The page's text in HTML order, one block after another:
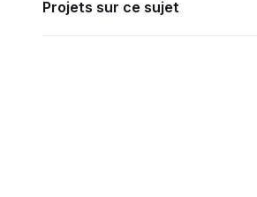
Projets sur ce sujet